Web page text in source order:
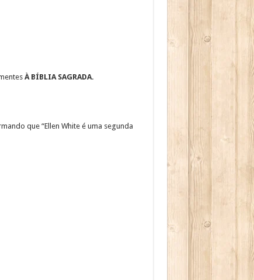
À BÍBLIA SAGRADA.
que “Ellen White é uma segunda